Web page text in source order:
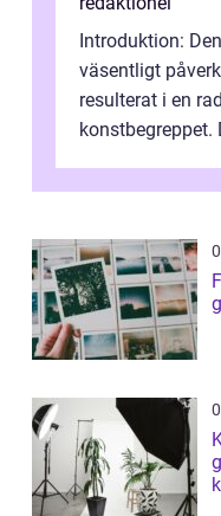
Introduktion:
väsentligt
resulterat i en
konstbegreppet.